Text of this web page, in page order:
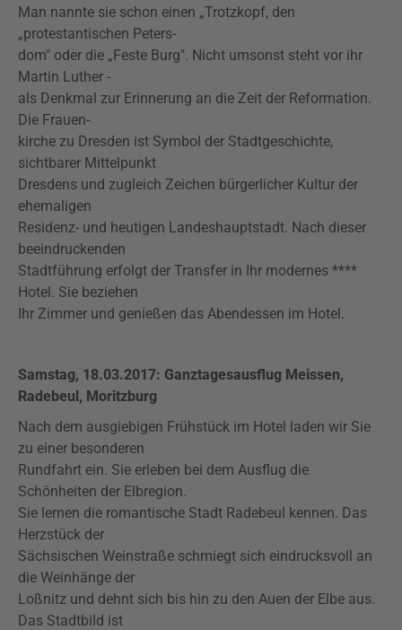
Man nannte sie schon einen „Trotzkopf, den
„protestantischen Peters-
dom" oder die „Feste Burg". Nicht umsonst steht vor ihr
Martin Luther -
als Denkmal zur Erinnerung an die Zeit der Reformation.
Die Frauen-
kirche zu Dresden ist Symbol der Stadtgeschichte,
sichtbarer Mittelpunkt
Dresdens und zugleich Zeichen bürgerlicher Kultur der
ehemaligen
Residenz- und heutigen Landeshauptstadt. Nach dieser
beeindruckenden
Stadtführung erfolgt der Transfer in Ihr modernes ****
Hotel. Sie beziehen
Ihr Zimmer und genießen das Abendessen im Hotel.
Samstag, 18.03.2017: Ganztagesausflug Meissen,
Radebeul, Moritzburg
Nach dem ausgiebigen Frühstück im Hotel laden wir Sie
zu einer besonderen
Rundfahrt ein. Sie erleben bei dem Ausflug die
Schönheiten der Elbregion.
Sie lernen die romantische Stadt Radebeul kennen. Das
Herzstück der
Sächsischen Weinstraße schmiegt sich eindrucksvoll an
die Weinhänge der
Loßnitz und dehnt sich bis hin zu den Auen der Elbe aus.
Das Stadtbild ist